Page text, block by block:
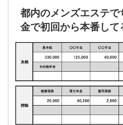
都内のメンズエステ
金で初回から本番し